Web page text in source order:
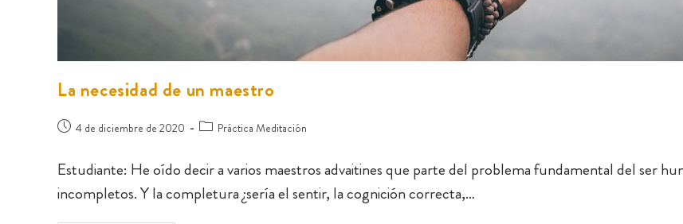
La necesidad de un maestro
4 de diciembre de 2020 Práctica Meditación
Estudiante: He oído decir a varios maestros advaitines que parte del problema fundamental del ser
incompletos. Y la completura ¿sería el sentir, la cognición correcta,…